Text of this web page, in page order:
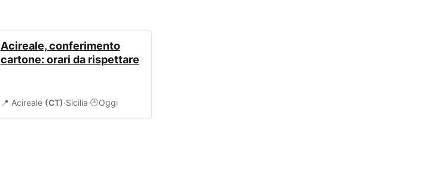
Acireale, conferimento
cartone: orari da rispettare
📍 Acireale (CT)·Sicilia·🕒Oggi